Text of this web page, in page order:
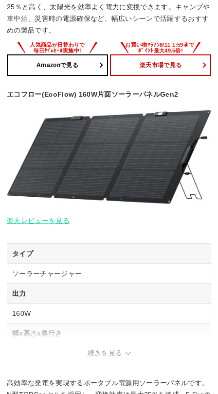
25％と高く、太陽光を効率よく電力に変換できます。キャンプや
車中泊、災害時の電源確保など、幅広いシーンで活躍するおすす
めの製品です。
Amazonで見る 楽天市場で見る
エコフロー(EcoFlow) 160W片面ソーラーパネルGen2
楽天レビューを見る
タイプ
ソーラーチャージャー
出力
160W
幅x高さx奥行き
続きを見る
高効率な発電を実現するポータブル電源用ソーラーパネルです。